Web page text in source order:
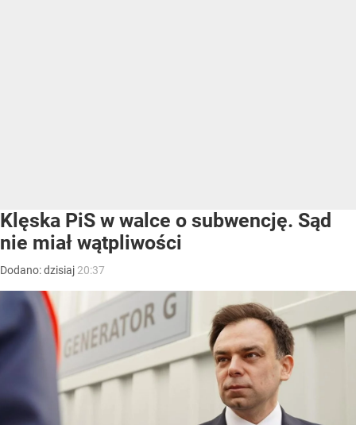
Klęska PiS w walce o subwencję. Sąd
nie miał wątpliwości
Dodano:dzisiaj 20:37